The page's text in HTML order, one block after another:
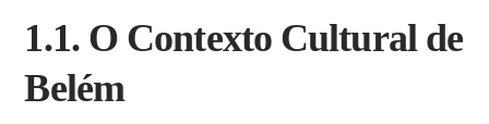
1.1. O Contexto Cultural de
Belém